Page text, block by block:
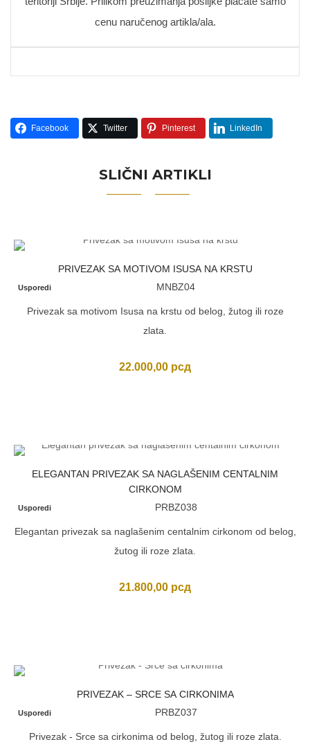
cenu naručenog artikla/ala.
Facebook Twitter Pinterest LinkedIn
SLIČNI ARTIKLI
PRIVEZAK SA MOTIVOM ISUSA NA KRSTU
Usporedi MNBZ04
Privezak sa motivom Isusa na krstu od belog, žutog ili roze
zlata.
22.000,00 рсд
ELEGANTAN PRIVEZAK SA NAGLAŠENIM CENTALNIM
CIRKONOM
Usporedi PRBZ038
Elegantan privezak sa naglašenim centalnim cirkonom od belog,
žutog ili roze zlata.
21.800,00 рсд
PRIVEZAK – SRCE SA CIRKONIMA
Usporedi PRBZ037
Privezak - Srce sa cirkonima od belog, žutog ili roze zlata.